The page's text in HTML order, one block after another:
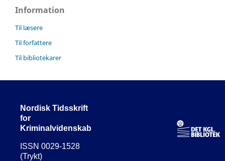
Information
Til læsere
Til forfattere
Til bibliotekarer
Nordisk Tidsskrift
for
Kriminalvidenskab
ISSN 0029-1528
(Trykt)